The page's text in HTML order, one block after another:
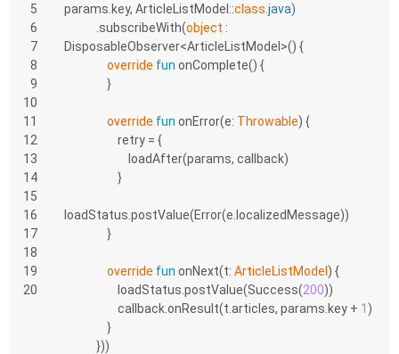
5
6
7
8
9
10
11
12
13
14
15
16
17
18
19
20
params.key, ArticleListModel::class java)
            .subscribeWith(
object :
DisposableObserver<ArticleListModel>() {
override fun onComplete() {
                }
override fun onError(e: Throwable) {
                    retry = {
                        loadAfter(params, callback)
                    }
loadStatus.postValue(Error(e.localizedMessage))
                }
override fun onNext(t: ArticleListModel ) {
                    loadStatus.postValue(Success(
200))
                    callback.onResult(t.articles, params.key +
1 )
                }
            }))